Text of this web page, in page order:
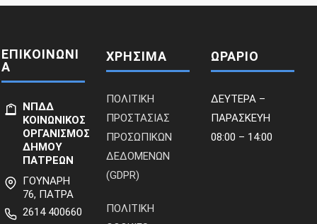
ΕΠΙΚΟΙΝΩΝΙ
Α
ΝΠΔΔ
ΚΟΙΝΩΝΙΚΟΣ
ΟΡΓΑΝΙΣΜΟΣ
ΔΗΜΟΥ
ΠΑΤΡΕΩΝ
ΓΟΥΝΑΡΗ
76, ΠΑΤΡΑ
2614 400660
ΧΡΗΣΙΜΑ
ΠΟΛΙΤΙΚΗ
ΠΡΟΣΤΑΣΙΑΣ
ΠΡΟΣΩΠΙΚΩΝ
ΔΕΔΟΜΕΝΩΝ
(GDPR)
ΠΟΛΙΤΙΚΗ
ΩΡΑΡΙΟ
ΔΕΥΤΕΡΑ –
ΠΑΡΑΣΚΕΥΗ
08:00 – 14:00